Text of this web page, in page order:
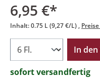
6,95 €*
Inhalt:0.75 L(9,27 €/L)
In
sofort versandfertig